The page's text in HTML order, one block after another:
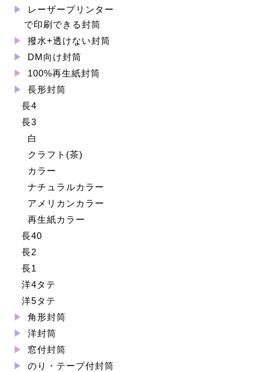
レーザープリンター
で印刷できる封筒
撥水+透けない封筒
DM向け封筒
100%再生紙封筒
長形封筒
長4
長3
白
クラフト(茶)
カラー
ナチュラルカラー
アメリカンカラー
再生紙カラー
長40
長2
長1
洋4タテ
洋5タテ
角形封筒
洋封筒
窓付封筒
のり・テープ付封筒